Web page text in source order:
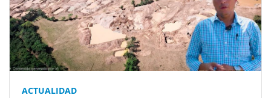
ACTUALIDAD